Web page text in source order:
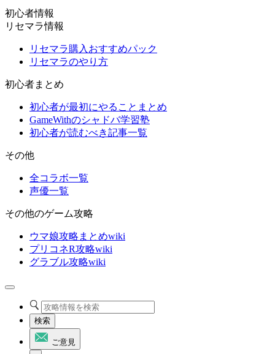
初心者情報
リセマラ情報
リセマラ購入おすすめパック
リセマラのやり方
初心者まとめ
初心者が最初にやることまとめ
GameWithのシャドバ学習塾
初心者が読むべき記事一覧
その他
全コラボ一覧
声優一覧
その他のゲーム攻略
ウマ娘攻略まとめwiki
プリコネR攻略wiki
グラブル攻略wiki
検索
ご意見